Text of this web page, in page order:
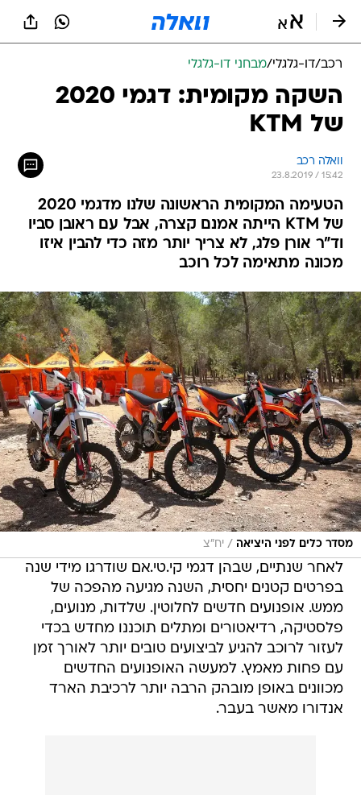
רכב/דו-גלגלי/מבחני דו-גלגלי
השקה מקומית: דגמי 2020
של KTM
וואלה רכב
23.8.2019 / 15:42
הטעימה המקומית הראשונה שלנו מדגמי 2020
של KTM הייתה אמנם קצרה, אבל עם ראובן סביו
וד"ר אורן פלג, לא צריך יותר מזה כדי להבין איזו
מכונה מתאימה לכל רוכב
מסדר כלים לפני היציאה / יח"צ
לאחר שנתיים, שבהן דגמי קי.טי.אם שודרגו מידי שנה
בפרטים קטנים יחסית, השנה מגיעה מהפכה של
ממש. אופנועים חדשים לחלוטין. שלדות, מנועים,
פלסטיקה, רדיאטורים ומתלים תוכננו מחדש בכדי
לעזור לרוכב להגיע לביצועים טובים יותר לאורך זמן
עם פחות מאמץ. למעשה האופנועים החדשים
מכוונים באופן מובהק הרבה יותר לרכיבת הארד
אנדורו מאשר בעבר.